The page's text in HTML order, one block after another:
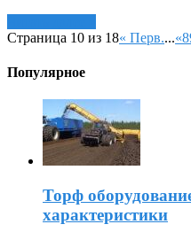
Страница 10 из 18« Перв....«8
Популярное
Торф
характеристики